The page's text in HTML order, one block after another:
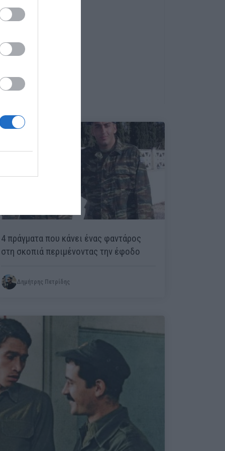
4 πράγματα που κάνει ένας φαντάρος
στη σκοπιά περιμένοντας την έφοδο
Δημήτρης Πετρίδης